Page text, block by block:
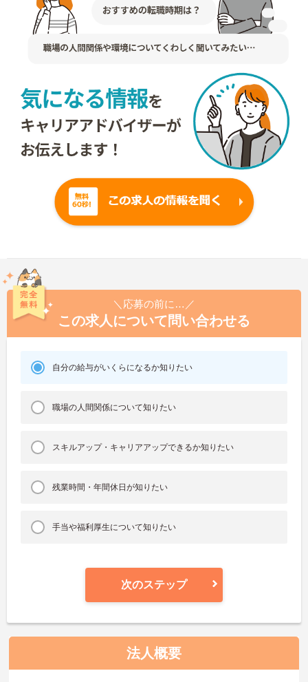
＼応募の前に…／
この求人について問い合わせる
自分の給与がいくらになるか知りたい
職場の人間関係について知りたい
スキルアップ・キャリアアップできるか知りたい
残業時間・年間休日が知りたい
手当や福利厚生について知りたい
次のステップ
法人概要